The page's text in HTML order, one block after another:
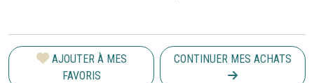
AJOUTER À MES
FAVORIS
CONTINUER MES ACHATS